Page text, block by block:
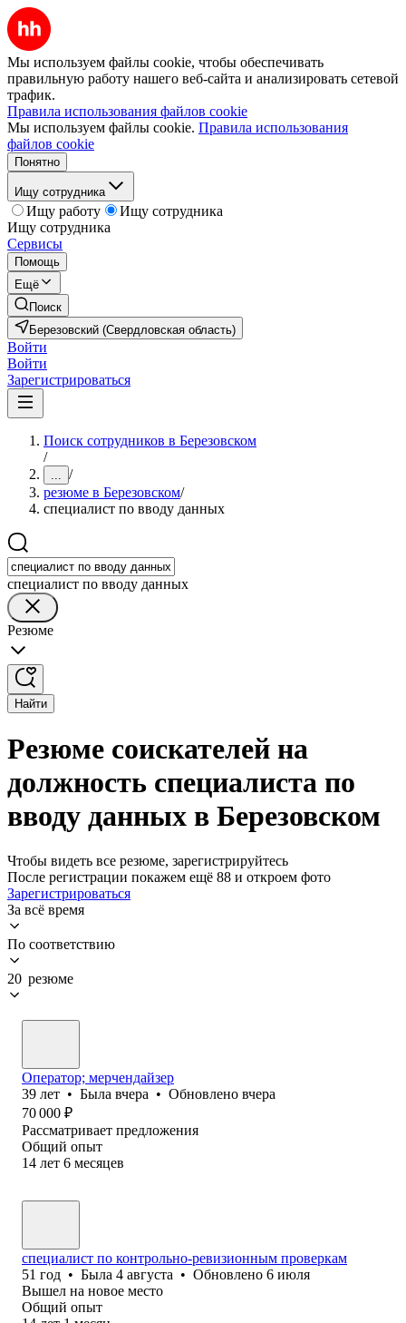
Мы используем файлы cookie, чтобы обеспечивать
правильную работу нашего веб-сайта и анализировать сетевой
трафик.
Правила использования файлов cookie
Мы используем файлы cookie. Правила использования
файлов cookie
Понятно
Ищу сотрудника
Ищу работу
Ищу сотрудника
Ищу сотрудника
Сервисы
Помощь
Ещё
Поиск
Березовский (Свердловская область)
Войти
Войти
Зарегистрироваться
Поиск сотрудников в Березовском
/
... /
резюме в Березовском/
специалист по вводу данных
специалист по вводу данных
Резюме
Найти
Резюме соискателей на
должность специалиста по
вводу данных в Березовском
Чтобы видеть все резюме, зарегистрируйтесь
После регистрации покажем ещё 88 и откроем фото
Зарегистрироваться
За всё время
По соответствию
20 резюме
Оператор; мерчендайзер
39 лет • Была вчера • Обновлено вчера
70 000 ₽
Рассматривает предложения
Общий опыт
14 лет 6 месяцев
специалист по контрольно-ревизионным проверкам
51 год • Была 4 августа • Обновлено 6 июля
Вышел на новое место
Общий опыт